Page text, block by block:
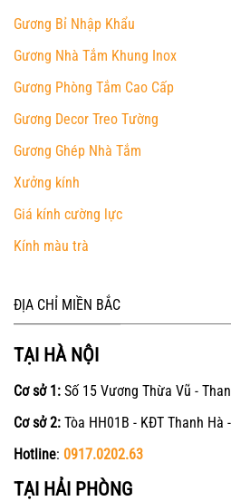
Gương Bỉ Nhập Khẩu
Gương Nhà Tắm Khung Inox
Gương Phòng Tắm Cao Cấp
Gương Decor Treo Tường
Gương Ghép Nhà Tắm
Xưởng kính
Giá kính cường lực
Kính màu trà
ĐỊA CHỈ MIỀN BẮC
TẠI HÀ NỘI
Cơ sở 1: Số 15 Vương Thừa Vũ -
Cơ sở 2: Tòa HH01B - KĐT Thanh Hà
Hotline: 0917.0202.63
TẠI HẢI PHÒNG